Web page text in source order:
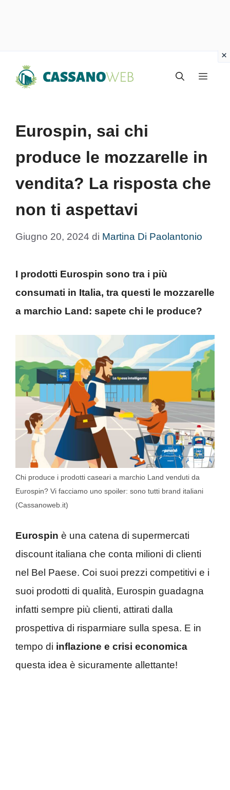
Menu
Eurospin, sai chi
produce le mozzarelle in
vendita? La risposta che
non ti aspettavi
Giugno 20, 2024 di Martina Di Paolantonio
I prodotti Eurospin sono tra i più
consumati in Italia, tra questi le mozzarelle
a marchio Land: sapete chi le produce?
Chi produce i prodotti caseari a marchio Land venduti da
Eurospin? Vi facciamo uno spoiler: sono tutti brand italiani
(Cassanoweb.it)
Eurospin è una catena di supermercati
discount italiana che conta milioni di clienti
nel Bel Paese. Coi suoi prezzi competitivi e i
suoi prodotti di qualità, Eurospin guadagna
infatti sempre più clienti, attirati dalla
prospettiva di risparmiare sulla spesa. E in
tempo di inflazione e crisi economica
questa idea è sicuramente allettante!